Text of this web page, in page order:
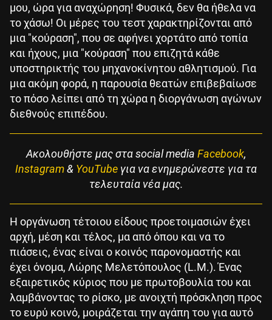
μου, ώρα για αναχώρηση! Φυσικά, δεν θα ήθελα να
το χάσω! Οι μέρες του τεστ χαρακτηρίζονται από
μια "κούραση", που σε αφήνει χορτάτο από τοπία
και ήχους, μια "κούραση" που επιζητά κάθε
υποστηρικτής του μηχανοκίνητου αθλητισμού. Για
μια ακόμη φορά, η παρουσία θεατών επιβεβαίωσε
το πόσο λείπει από τη χώρα η διοργάνωση αγώνων
διεθνούς επιπέδου.
Ακολουθήστε μας στα social media Facebook,
Instagram& YouTube για να ενημερώνεστε για τα
τελευταία νέα μας.
Η οργάνωση τέτοιου είδους προετοιμασιών έχει
αρχή, μέση και τέλος, μα από όπου και να το
πιάσεις, ένας είναι ο κοινός παρονομαστής και
έχει όνομα, Λώρης Μελετόπουλος (L.M.). Ένας
εξαιρετικός κύριος που με πρωτοβουλία του και
λαμβάνοντας το ρίσκο, με ανοιχτή πρόσκληση προς
το ευρύ κοινό, μοιράζεται την αγάπη του για αυτό